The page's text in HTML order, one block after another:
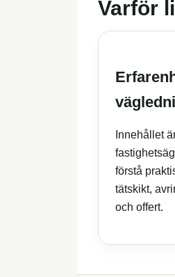
Varför
Innehållet
förstå
tätskikt,
och offert.